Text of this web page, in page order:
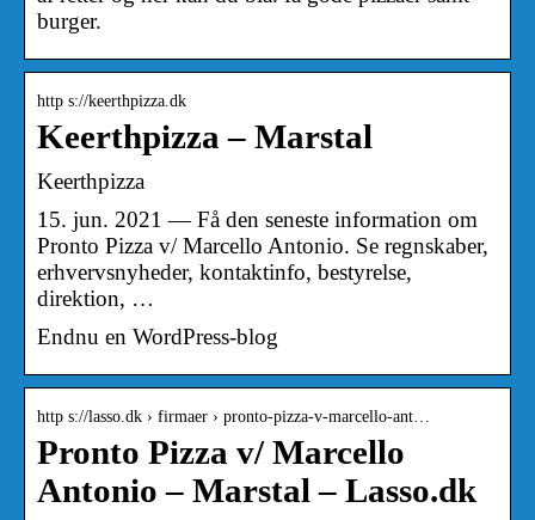
burger.
http s://keerthpizza.dk
Keerthpizza – Marstal
Keerthpizza
15. jun. 2021 — Få den seneste information om
Pronto Pizza v/ Marcello Antonio. Se regnskaber,
erhvervsnyheder, kontaktinfo, bestyrelse,
direktion, …
Endnu en WordPress-blog
http s://lasso.dk › firmaer › pronto-pizza-v-marcello-ant…
Pronto Pizza v/ Marcello
Antonio – Marstal – Lasso.dk